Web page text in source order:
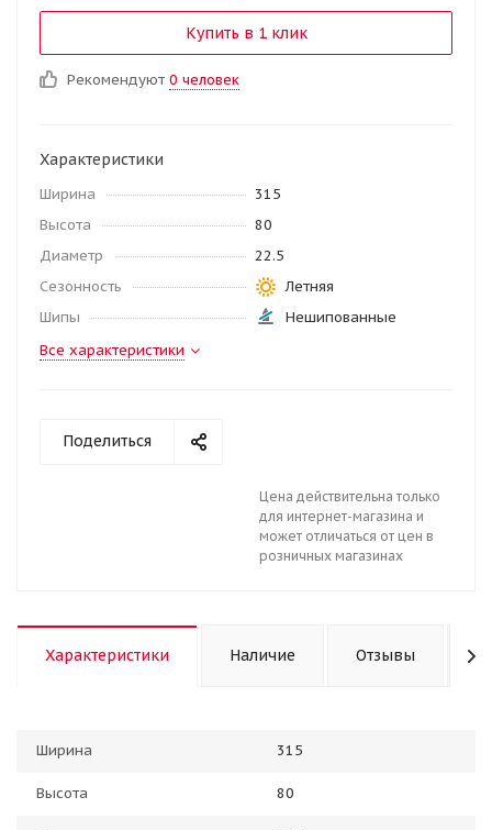
Купить в 1 клик
Рекомендуют 0 человек
Характеристики
Ширина
315
Высота
80
Диаметр
22.5
Сезонность
Летняя
Шипы
Нешипованные
Все характеристики
Поделиться
Цена действительна только
для интернет-магазина и
может отличаться от цен в
розничных магазинах
Характеристики Наличие Отзывы
Ширина 315
Высота 80